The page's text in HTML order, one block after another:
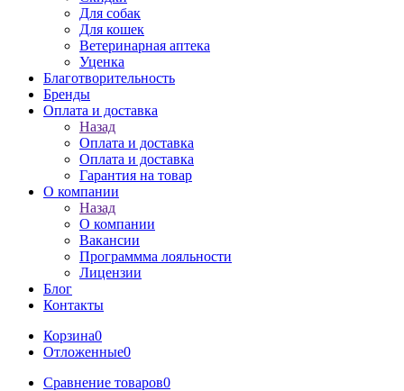
Для собак
Для кошек
Ветеринарная аптека
Уценка
Благотворительность
Бренды
Оплата и доставка
Назад
Оплата и доставка
Оплата и доставка
Гарантия на товар
О компании
Назад
О компании
Вакансии
Программма лояльности
Лицензии
Блог
Контакты
Корзина0
Отложенные0
Сравнение товаров0